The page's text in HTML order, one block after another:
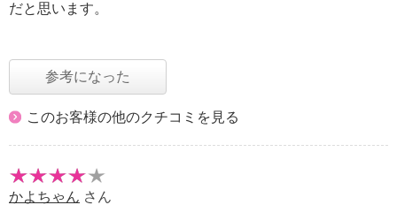
だと思います。
参考になった
このお客様の他のクチコミを見る
かよちゃん さん